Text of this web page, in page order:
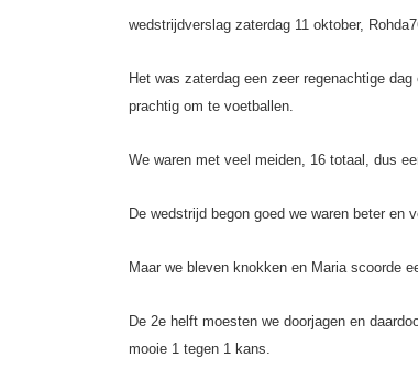
wedstrijdverslag zaterdag 11 oktober,
Het was zaterdag een zeer regenachtige
prachtig om te voetballen.
We waren met veel meiden, 16 totaal, dus
De wedstrijd begon goed we waren beter en
Maar we bleven knokken en Maria scoorde
De 2e helft moesten we doorjagen en
mooie 1 tegen 1 kans.